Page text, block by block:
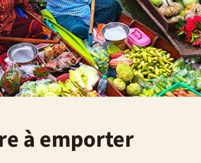
à emporter